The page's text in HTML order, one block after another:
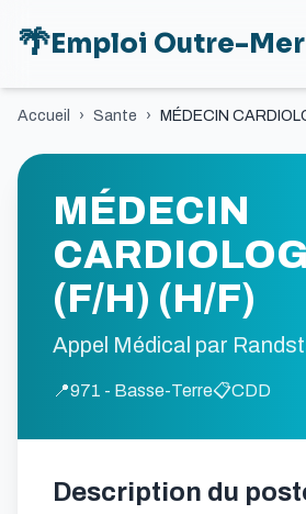
🌴Emploi Outre-Mer
Accueil › Sante › MÉDECIN
MÉDECIN
(F/H) (H/F)
Appel Médical par
📍971 - Basse-Terre📋CDD
Description du